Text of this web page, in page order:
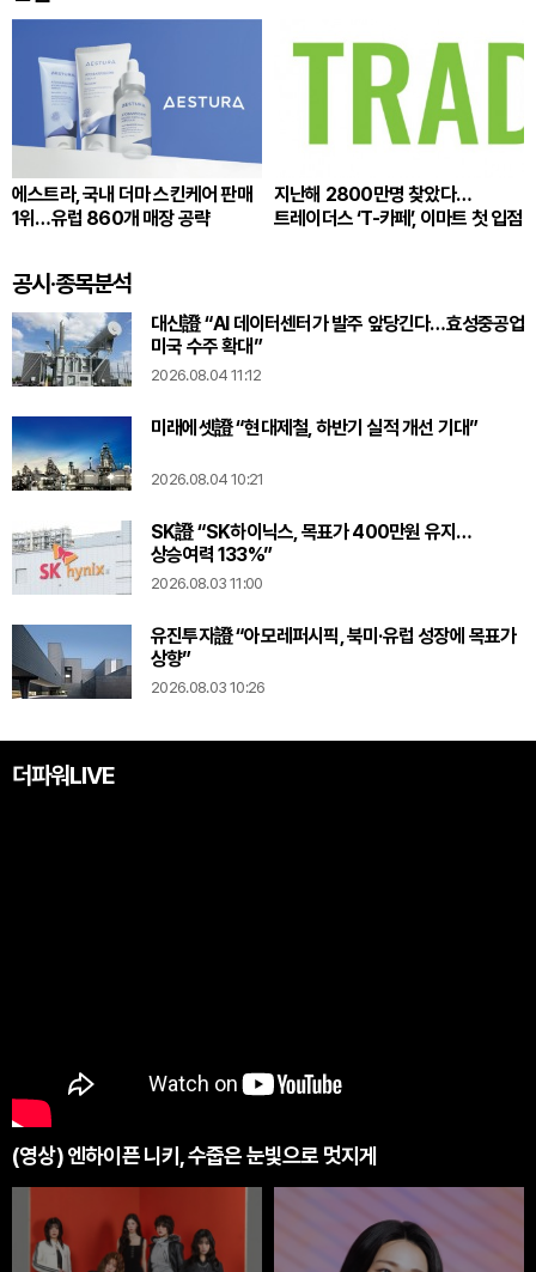
에스트라, 국내 더마 스킨케어 판매
1위…유럽 860개 매장 공략
지난해 2800만명 찾았다…
트레이더스 ‘T-카페’, 이마트 첫 입점
공시·종목분석
대신證 “AI 데이터센터가 발주 앞당긴다…효성중공업
미국 수주 확대”
2026.08.04 11:12
미래에셋證 “현대제철, 하반기 실적 개선 기대”
2026.08.04 10:21
SK證 “SK하이닉스, 목표가 400만원 유지…
상승여력 133%”
2026.08.03 11:00
유진투자證 “아모레퍼시픽, 북미·유럽 성장에 목표가
상향”
2026.08.03 10:26
더파워LIVE
(영상) 엔하이픈 니키, 수줍은 눈빛으로 멋지게